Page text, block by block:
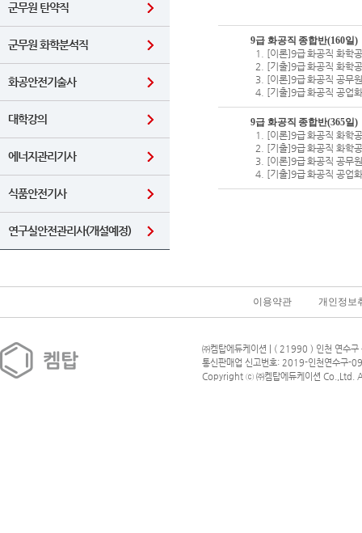
군무원 탄약직
군무원 화학분석직
화공안전기술사
대학강의
에너지관리기사
식품안전기사
연구실안전관리사(개설예정)
9급 화공직 종합반(160일)
[이론]9급 화공직 화학
[기출]9급 화공직 화학
[이론]9급 화공직 공무
[기출]9급 화공직 공업
9급 화공직 종합반(365일)
[이론]9급 화공직 화학
[기출]9급 화공직 화학
[이론]9급 화공직 공무
[기출]9급 화공직 공업
이용약관 개인정보
㈜켐탑에듀케이션 | ( 21990 ) 인천 연수
통신판매업 신고번호: 2019-인천연수구-
Copyright ⓒ ㈜켐탑에듀케이션 Co.,Ltd.